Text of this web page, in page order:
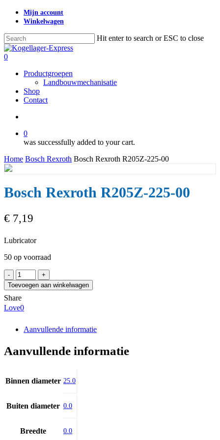
Skip
content
Mijn account
Winkelwagen
Hit enter to search or ESC to close
Close
Search
search
0
Productgroepen
Landbouwmechanisatie
Shop
Contact
0
was successfully added to your cart.
Home Bosch Rexroth Bosch Rexroth R205Z-225-00
Bosch Rexroth R205Z-225-00
€ 7,19
Lubricator
50 op voorraad
Bosch
Rexroth
R205Z-
225-
00
Toevoegen aan winkelwagen
Share
Love0
Aanvullende informatie
Aanvullende informatie
Binnen diameter 25.0
Buiten diameter 0.0
Breedte 0.0